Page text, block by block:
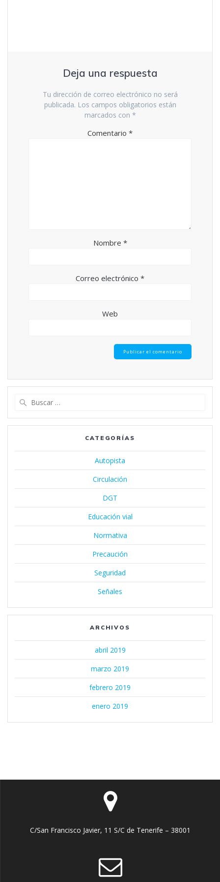
Deja una respuesta
Tu dirección de correo electrónico no será
publicada. Los campos obligatorios están
marcados con *
Comentario *
Nombre *
Correo electrónico *
Web
CATEGORÍAS
Autopista
Circulación
DGT
Educación vial
Normativa
Precaución
Seguridad
Señales
ARCHIVOS
abril 2019
marzo 2019
febrero 2019
enero 2019
C/San Francisco Javier, 11 S/C de Tenerife – 38001